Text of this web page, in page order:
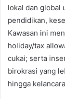
lokal dan global
pendidikan,
Kawasan ini
holiday/tax
cukai; serta
birokrasi yang
hingga